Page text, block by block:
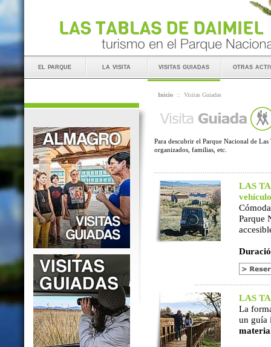
el parque la visita visitas guiadas otras
Inicio :: Visitas Guiadas
Para descubrir el Parque Nacional de
organizados, familias, etc.
LAS
vehículo
Parque
LAS
La
un guía